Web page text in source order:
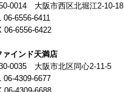
0014 大阪市西区北堀江2-10-18
06-6556-6411
06-6556-6422
ァインド天満店
0035 大阪市北区同心2-11-5
06-4309-6677